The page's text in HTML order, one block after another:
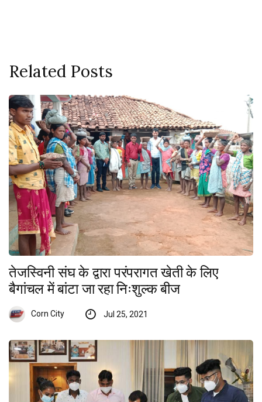
Related Posts
तेजस्विनी संघ के द्वारा परंपरागत खेती के लिए
बैगांचल में बांटा जा रहा निःशुल्क बीज
Corn City Jul 25, 2021